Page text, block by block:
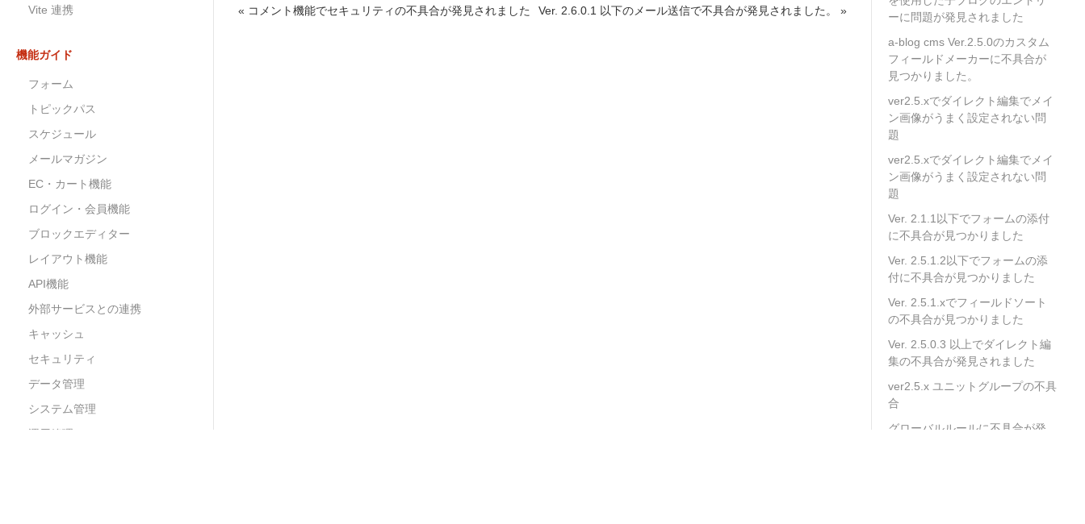
« コメント機能でセキュリティの不具合が発見されました Ver. 2.6.0.1 以下のメール送信で不具合が発見されました。 »
Vite 連携
機能ガイド
フォーム
トピックパス
スケジュール
メールマガジン
EC・カート機能
ログイン・会員機能
ブロックエディター
レイアウト機能
API機能
外部サービスとの連携
キャッシュ
セキュリティ
データ管理
システム管理
運用管理
ーに問題が発見されました
a-blog cms Ver.2.5.0のカスタム
フィールドメーカーに不具合が
見つかりました。
ver2.5.xでダイレクト編集でメイ
ン画像がうまく設定されない問
題
ver2.5.xでダイレクト編集でメイ
ン画像がうまく設定されない問
題
Ver. 2.1.1以下でフォームの添付
に不具合が見つかりました
Ver. 2.5.1.2以下でフォームの添
付に不具合が見つかりました
Ver. 2.5.1.xでフィールドソート
の不具合が見つかりました
Ver. 2.5.0.3 以上でダイレクト編
集の不具合が発見されました
ver2.5.x ユニットグループの不具
合
グローバルルールに不具合が発